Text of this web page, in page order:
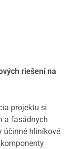
riešení na
projektu si
a fasádnych
účinné hliníkové